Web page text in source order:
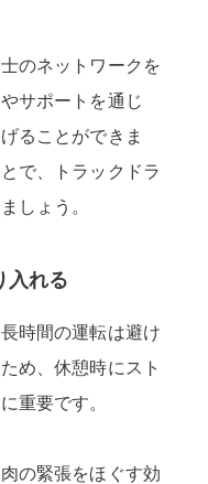
のネットワークを
サポートを通じ
ることができま
で、トラックドラ
しょう。
入れる
時間の運転は避け
め、休憩時にスト
重要です。
の緊張をほぐす効